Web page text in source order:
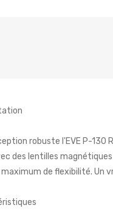
robuste l'EVE P-130
des lentilles
maximum de flexibilité. Un